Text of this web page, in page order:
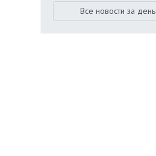
Все новости за день